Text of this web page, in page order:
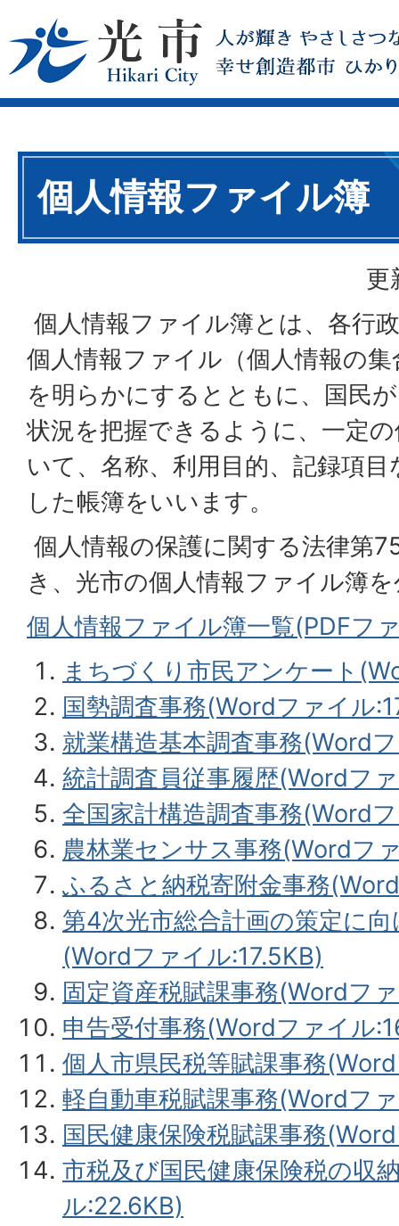
個人情報ファイル簿
更
個人情報ファイル簿とは、各行
個人情報ファイル（個人情報の
を明らかにするとともに、国民
状況を把握できるように、一定
いて、名称、利用目的、記録項
した帳簿をいいます。
個人情報の保護に関する法律第
き、光市の個人情報ファイル簿
個人情報ファイル簿一覧(PDFフ
まちづくり市民アンケート
国勢調査事務(Wordファイル
就業構造基本調査事務(Word
統計調査員従事履歴(Wordフ
全国家計構造調査事務(Word
農林業センサス事務(Wordフ
ふるさと納税寄附金事務
第4次光市総合計画の策定に
(Wordファイル:17.5KB)
固定資産税賦課事務(Wordフ
申告受付事務(Wordファイル
個人市県民税等賦課事務
軽自動車税賦課事務(Wordフ
国民健康保険税賦課事務
市税及び国民健康保険税の収
ル:22.6KB)